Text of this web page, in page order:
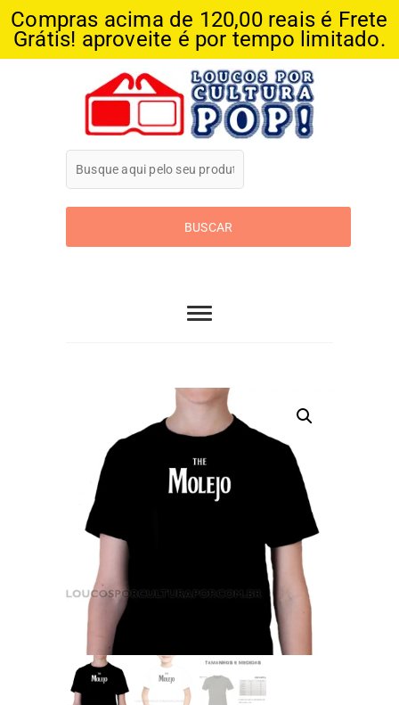
Compras acima de 120,00 reais é Frete
Grátis! aproveite é por tempo limitado.
Loucos Por
Cultura Pop